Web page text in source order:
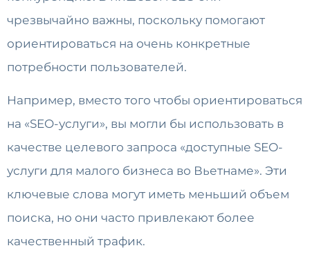
чрезвычайно важны, поскольку помогают
ориентироваться на очень конкретные
потребности пользователей.
Например, вместо того чтобы ориентироваться
на «SEO-услуги», вы могли бы использовать в
качестве целевого запроса «доступные SEO-
услуги для малого бизнеса во Вьетнаме». Эти
ключевые слова могут иметь меньший объем
поиска, но они часто привлекают более
качественный трафик.